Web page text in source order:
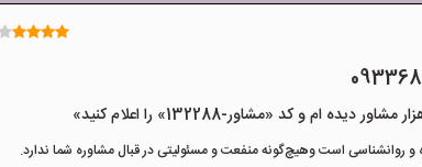
و کد «مشاور-132288» را اعلام کنید»
است وهیچ‌گونه منفعت و مسئولیتی در قبال مشاوره شما ندارد.